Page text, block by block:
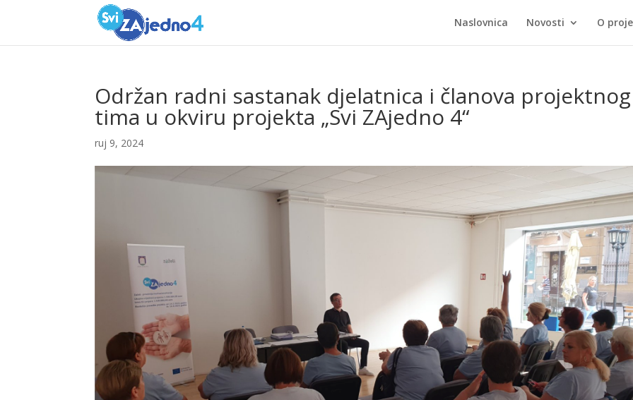
Naslovnica Novosti O
Održan radni sastanak djelatnica i članova projektnog
tima u okviru projekta „Svi ZAjedno 4“
ruj 9, 2024